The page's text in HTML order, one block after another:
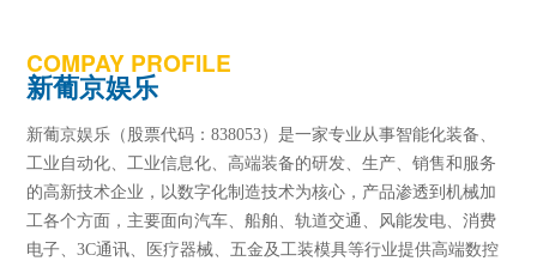
COMPAY PROFILE
新葡京娱乐
新葡京娱乐（股票代码：838053）是一家专业从事智能化装备、
工业自动化、工业信息化、高端装备的研发、生产、销售和服务
的高新技术企业，以数字化制造技术为核心，产品渗透到机械加
工各个方面，主要面向汽车、船舶、轨道交通、风能发电、消费
电子、3C通讯、医疗器械、五金及工装模具等行业提供高端数控